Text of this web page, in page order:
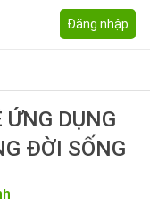
Đăng nhập
ỨNG DỤNG
ĐỜI SỐNG